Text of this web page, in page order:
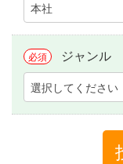
本社
必須 ジャンル
選択してください